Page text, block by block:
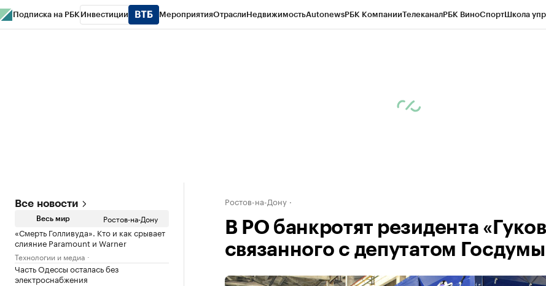
Подписка на РБК Инвестиции МероприятияОтраслиНедвижимостьAutonewsРБК КомпанииТелеканалРБК ВиноСпортШкола
Все новости
Весь мир Ростов-на-Дону
«Смерть Голливуда». Кто и как срывает
слияние Paramount и Warner
Технологии и медиа
Часть Одессы осталась без
электроснабжения
Ростов-на-Дону
В РО банкротят резидента
связанного с депутатом